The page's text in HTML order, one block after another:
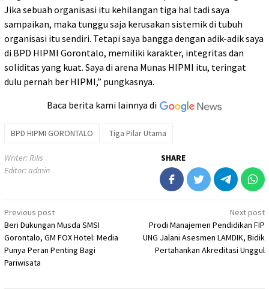
Jika sebuah organisasi itu kehilangan tiga hal tadi saya
sampaikan, maka tunggu saja kerusakan sistemik di tubuh
organisasi itu sendiri. Tetapi saya bangga dengan adik-adik saya
di BPD HIPMI Gorontalo, memiliki karakter, integritas dan
soliditas yang kuat. Saya di arena Munas HIPMI itu, teringat
dulu pernah ber HIPMI,” pungkasnya.
Baca berita kami lainnya di
BPD HIPMI GORONTALO Tiga Pilar Utama
Writer: Rilis
Editor: admin
SHARE
Post
navigation
Previous post
Beri Dukungan Musda SMSI
Gorontalo, GM FOX Hotel: Media
Punya Peran Penting Bagi
Pariwisata
Next post
Prodi Manajemen Pendidikan FIP
UNG Jalani Asesmen LAMDIK, Bidik
Pertahankan Akreditasi Unggul